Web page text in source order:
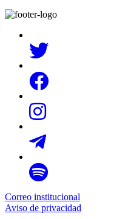
Correo institucional
Aviso de privacidad